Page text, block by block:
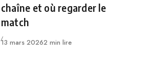
chaîne et où regarder le
match
Publié
13 mars 20262 min lire